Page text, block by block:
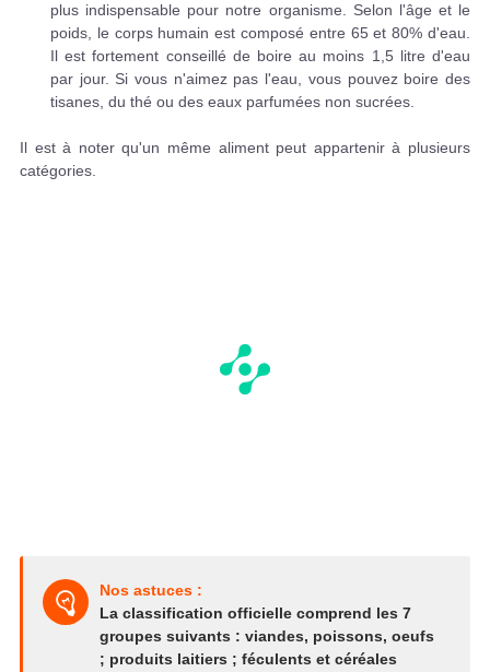
plus indispensable pour notre organisme. Selon l'âge et le
poids, le corps humain est composé entre 65 et 80% d'eau.
Il est fortement conseillé de boire au moins 1,5 litre d'eau
par jour. Si vous n'aimez pas l'eau, vous pouvez boire des
tisanes, du thé ou des eaux parfumées non sucrées.
Il est à noter qu'un même aliment peut appartenir à plusieurs
catégories.
Nos astuces :
La classification officielle comprend les 7
groupes suivants : viandes, poissons, oeufs
; produits laitiers ; féculents et céréales